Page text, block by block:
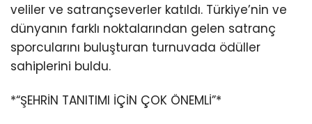
veliler ve satrançseverler katıldı. Türkiye’nin ve
dünyanın farklı noktalarından gelen satranç
sporcularını buluşturan turnuvada ödüller
sahiplerini buldu.
*“ŞEHRİN TANITIMI İÇİN ÇOK ÖNEMLİ”*